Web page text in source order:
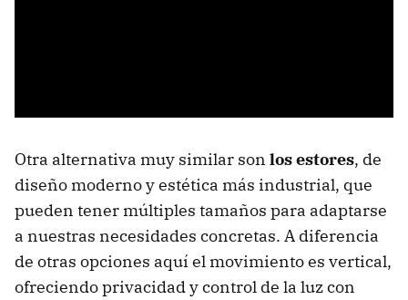
Otra alternativa muy similar son los estores, de
diseño moderno y estética más industrial, que
pueden tener múltiples tamaños para adaptarse
a nuestras necesidades concretas. A diferencia
de otras opciones aquí el movimiento es vertical,
ofreciendo privacidad y control de la luz con